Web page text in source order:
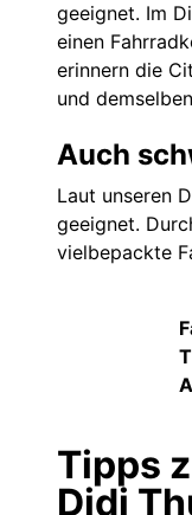
geeignet. Im
einen
erinnern die
und
Auch
Laut unseren
geeignet.
vielbepackte
Tipps
Didi